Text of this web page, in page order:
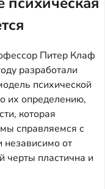
Питер Клаф
разработали
психической
их определению,
которая
справляемся с
независимо от
черты пластична и